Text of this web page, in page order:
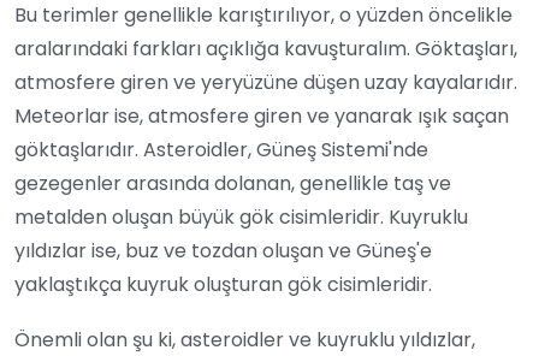
Bu terimler genellikle karıştırılıyor, o yüzden öncelikle
aralarındaki farkları açıklığa kavuşturalım. Göktaşları,
atmosfere giren ve yeryüzüne düşen uzay kayalarıdır.
Meteorlar ise, atmosfere giren ve yanarak ışık saçan
göktaşlarıdır. Asteroidler, Güneş Sistemi'nde
gezegenler arasında dolanan, genellikle taş ve
metalden oluşan büyük gök cisimleridir. Kuyruklu
yıldızlar ise, buz ve tozdan oluşan ve Güneş'e
yaklaştıkça kuyruk oluşturan gök cisimleridir.
Önemli olan şu ki, asteroidler ve kuyruklu yıldızlar,